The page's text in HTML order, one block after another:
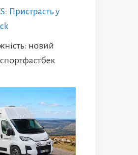
Пристрасть у
новий